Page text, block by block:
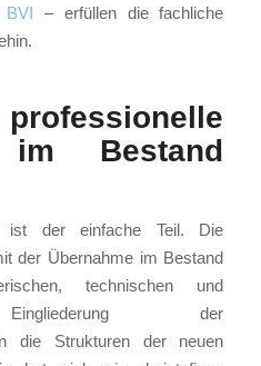
– erfüllen die fachliche
im Bestand
ist der einfache Teil. Die
der Übernahme im Bestand
technischen und
Eingliederung der
die Strukturen der neuen